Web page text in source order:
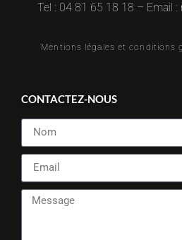
Tel : 04 81 65 18 18 – Email
Mentions légales et conditions
CONTACTEZ-NOUS